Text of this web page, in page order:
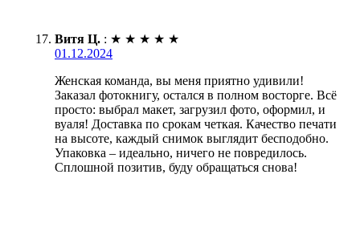
Витя Ц. : ★ ★ ★ ★ ★
01.12.2024
Женская команда, вы меня приятно удивили!
Заказал фотокнигу, остался в полном восторге. Всё
просто: выбрал макет, загрузил фото, оформил, и
вуаля! Доставка по срокам четкая. Качество печати
на высоте, каждый снимок выглядит бесподобно.
Упаковка – идеально, ничего не повредилось.
Сплошной позитив, буду обращаться снова!